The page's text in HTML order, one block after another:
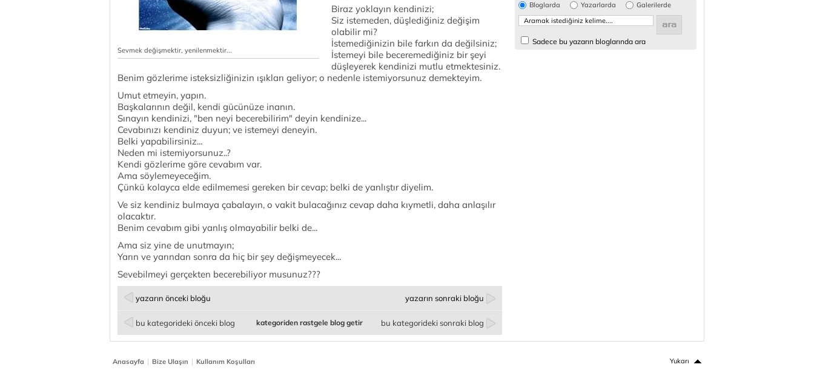
Sevmek değişmektir, yenilenmektir...
Biraz yoklayın kendinizi;
Siz istemeden, düşlediğiniz değişim
olabilir mi?
İstemediğinizin bile farkın da değilsiniz;
İstemeyi bile beceremediğiniz bir şeyi
düşleyerek kendinizi mutlu etmektesiniz.
Benim gözlerime isteksizliğinizin ışıkları geliyor; o nedenle istemiyorsunuz demekteyim.
Umut etmeyin, yapın.
Başkalarının değil, kendi gücünüze inanın.
Sınayın kendinizi, "ben neyi becerebilirim" deyin kendinize...
Cevabınızı kendiniz duyun; ve istemeyi deneyin.
Belki yapabilirsiniz...
Neden mi istemiyorsunuz..?
Kendi gözlerime göre cevabım var.
Ama söylemeyeceğim.
Çünkü kolayca elde edilmemesi gereken bir cevap; belki de yanlıştır diyelim.
Ve siz kendiniz bulmaya çabalayın, o vakit bulacağınız cevap daha kıymetli, daha anlaşılır
olacaktır.
Benim cevabım gibi yanlış olmayabilir belki de...
Ama siz yine de unutmayın;
Yarın ve yarından sonra da hiç bir şey değişmeyecek...
Sevebilmeyi gerçekten becerebiliyor musunuz???
yazarın önceki bloğu yazarın sonraki bloğu
bu kategorideki önceki blog bu kategorideki sonraki blog
kategoriden rastgele blog getir
Bloglarda Yazarlarda Galerilerde
Sadece bu yazarın bloglarında ara
Anasayfa | Bize Ulaşın | Kullanım Koşulları Yukarı